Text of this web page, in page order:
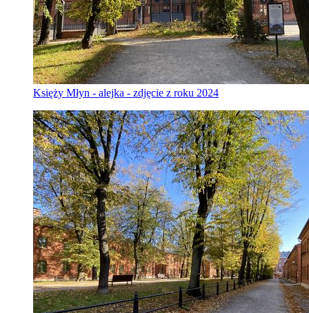
Księży Młyn - alejka - zdjęcie z roku 2024